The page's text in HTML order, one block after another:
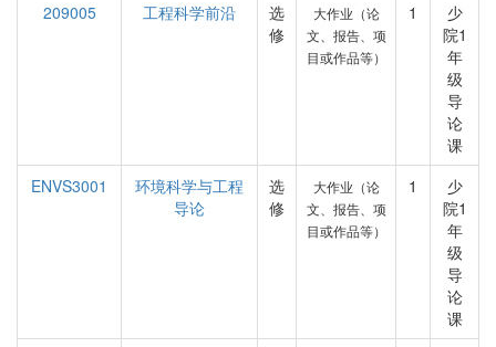
209005 工程科学前沿
选
修
大作业（论
文、报告、项
目或作品等）
1
少
院1
年
级
导
论
课
ENVS3001
环境科学与工程
导论
选
修
大作业（论
文、报告、项
目或作品等）
1
少
院1
年
级
导
论
课